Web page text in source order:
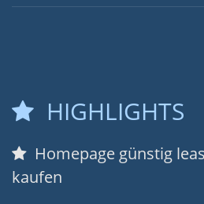
HIGHLIGHTS
Homepage günstig
kaufen